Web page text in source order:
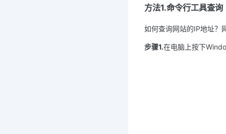
方法1.命令行工具查询
如何查询网站的IP地址？
步骤1.在电脑上按下